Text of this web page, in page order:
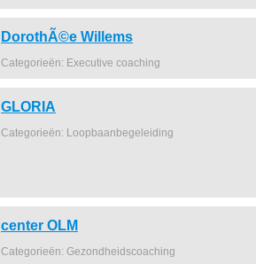
DorothÃ©e Willems
Categorieën: Executive coaching
GLORIA
Categorieën: Loopbaanbegeleiding
center OLM
Categorieën: Gezondheidscoaching